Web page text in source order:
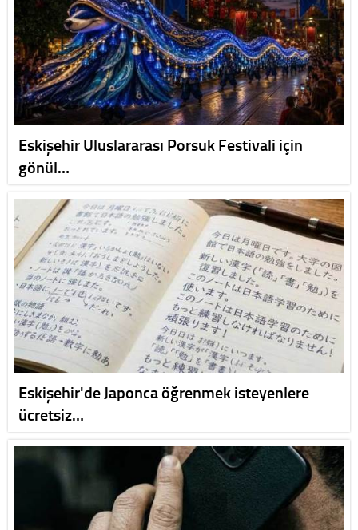
Eskişehir Uluslararası Porsuk Festivali için
gönül…
Eskişehir'de Japonca öğrenmek isteyenlere
ücretsiz…